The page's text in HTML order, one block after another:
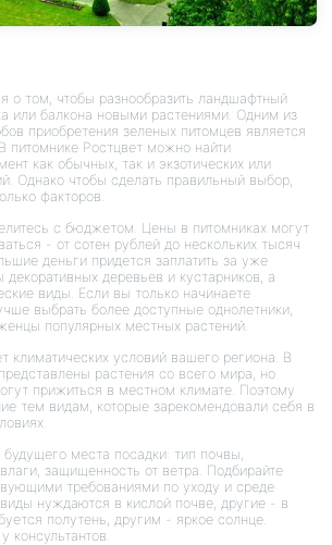
о том, чтобы разнообразить ландшафтный
или балкона новыми растениями. Одним из
приобретения зеленых питомцев является
питомнике Ростцвет можно найти
как обычных, так и экзотических или
Однако чтобы сделать правильный выбор,
факторов.
с бюджетом. Цены в питомниках могут
- от сотен рублей до нескольких тысяч
деньги придется заплатить за уже
деревьев и кустарников, а
виды. Если вы только начинаете
выбрать более доступные однолетники,
популярных местных растений.
климатических условий вашего региона. В
растения со всего мира, но
прижиться в местном климате. Поэтому
тем видам, которые зарекомендовали себя в
будущего места посадки: тип почвы,
защищенность от ветра. Подбирайте
требованиями по уходу и среде
нуждаются в кислой почве, другие - в
полутень, другим - яркое солнце.
консультантов.